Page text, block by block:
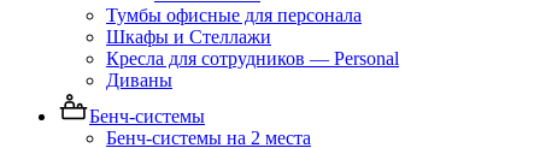
Тумбы офисные для персонала
Шкафы и Стеллажи
Кресла для сотрудников — Personal
Диваны
Бенч-системы
Бенч-системы на 2 места